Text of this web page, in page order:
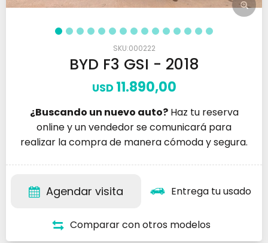
000222
BYD F3 GSI - 2018
USD 11.890,00
¿Buscando un nuevo auto?Haz tu reserva
online y un vendedor se comunicará para
realizar la compra de manera cómoda y segura.
Entrega tu usado
Agendar visita
Comparar con otros modelos